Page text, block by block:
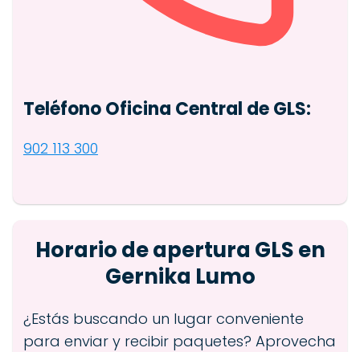
Teléfono Oficina Central de GLS:
902 113 300
Horario de apertura GLS en
Gernika Lumo
¿Estás buscando un lugar conveniente
para enviar y recibir paquetes? Aprovecha